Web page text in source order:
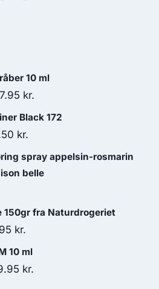
10 ml
kr..
kr.
aktuelle
127.95 kr..
Black 172
kr..
kr.
aktuelle
pris
69.50 kr..
spray appelsin-rosmarin
belle
kr..
fra Naturdrogeriet
kr.
aktuelle
pris
10 ml
kr.